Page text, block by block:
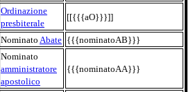
Ordinazione
presbiterale
[[{{{aO}}}]]
Nominato Abate {{{nominatoAB}}}
Nominato
amministratore
apostolico
{{{nominatoAA}}}